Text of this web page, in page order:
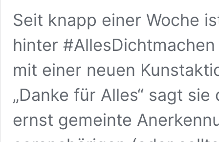
Seit knapp einer Woche
hinter
mit einer neuen
„Danke für Alles“ sagt
ernst gemeinte